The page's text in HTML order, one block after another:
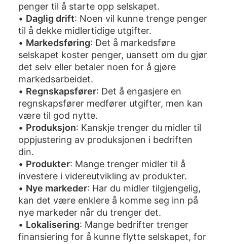
penger til å starte opp selskapet.
• Daglig drift: Noen vil kunne trenge penger
til å dekke midlertidige utgifter.
• Markedsføring: Det å markedsføre
selskapet koster penger, uansett om du gjør
det selv eller betaler noen for å gjøre
markedsarbeidet.
• Regnskapsfører: Det å engasjere en
regnskapsfører medfører utgifter, men kan
være til god nytte.
• Produksjon: Kanskje trenger du midler til
oppjustering av produksjonen i bedriften
din.
• Produkter: Mange trenger midler til å
investere i videreutvikling av produkter.
• Nye markeder: Har du midler tilgjengelig,
kan det være enklere å komme seg inn på
nye markeder når du trenger det.
• Lokalisering: Mange bedrifter trenger
finansiering for å kunne flytte selskapet, for